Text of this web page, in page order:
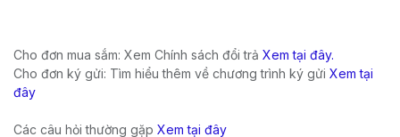
Cho đơn mua sắm: Xem Chính sách đổi trả Xem tại đây.
Cho đơn ký gửi: Tìm hiểu thêm về chương trình ký gửi Xem tại
đây
Các câu hỏi thường gặp Xem tại đây